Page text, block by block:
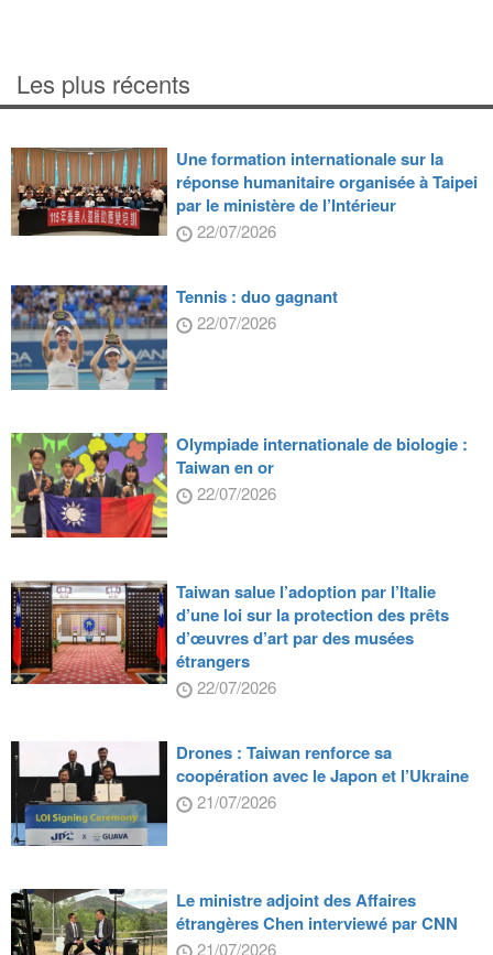
Les plus récents
Une formation internationale sur la
réponse humanitaire organisée à Taipei
par le ministère de l’Intérieur
22/07/2026
Tennis : duo gagnant
22/07/2026
Olympiade internationale de biologie :
Taiwan en or
22/07/2026
Taiwan salue l’adoption par l’Italie
d’une loi sur la protection des prêts
d’œuvres d’art par des musées
étrangers
22/07/2026
Drones : Taiwan renforce sa
coopération avec le Japon et l’Ukraine
21/07/2026
Le ministre adjoint des Affaires
étrangères Chen interviewé par CNN
21/07/2026